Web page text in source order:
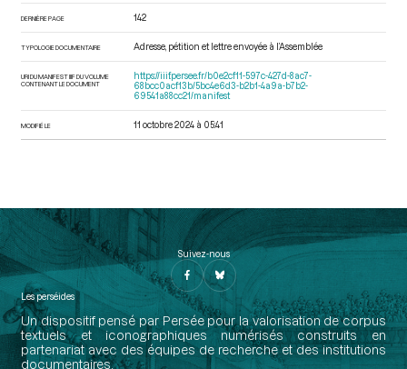
DERNIÈRE PAGE 142
TYPOLOGIE DOCUMENTAIRE Adresse, pétition et lettre envoyée à l’Assemblée
URI DU MANIFEST IIIF DU VOLUME
CONTENANT LE DOCUMENT
https://iiif.persee.fr/b0e2cf11-597c-427d-8ac7-
68bcc0acf13b/5bc4e6d3-b2b1-4a9a-b7b2-
69541a88cc21/manifest
MODIFIÉ LE 11 octobre 2024 à 05:41
Suivez-nous
Les perséides
Un dispositif pensé par Persée pour la valorisation de corpus
textuels et iconographiques numérisés construits en
partenariat avec des équipes de recherche et des institutions
documentaires.